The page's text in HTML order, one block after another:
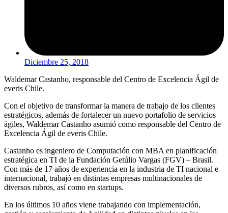
Diciembre 25, 2018
Waldemar Castanho, responsable del Centro de Excelencia Ágil de
everis Chile.
Con el objetivo de transformar la manera de trabajo de los clientes
estratégicos, además de fortalecer un nuevo portafolio de servicios
ágiles, Waldemar Castanho asumió como responsable del Centro de
Excelencia Ágil de everis Chile.
Castanho es ingeniero de Computación con MBA en planificación
estratégica en TI de la Fundación Getúlio Vargas (FGV) – Brasil.
Con más de 17 años de experiencia en la industria de TI nacional e
internacional, trabajó en distintas empresas multinacionales de
diversos rubros, así como en startups.
En los últimos 10 años viene trabajando con implementación,